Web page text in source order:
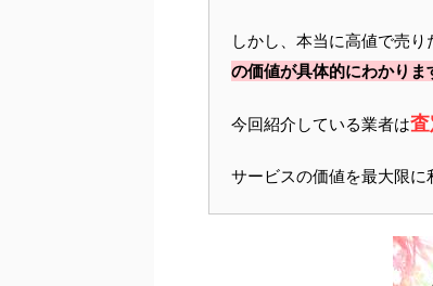
しかし、本当に高値で売り
の価値が具体的にわかりま
今回紹介している業者は
サービスの価値を最大限に